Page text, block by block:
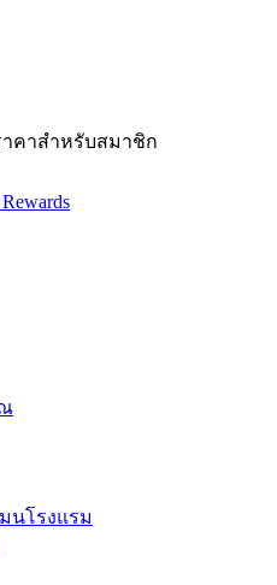
คาสำหรับสมาชิก
นโรงแรม